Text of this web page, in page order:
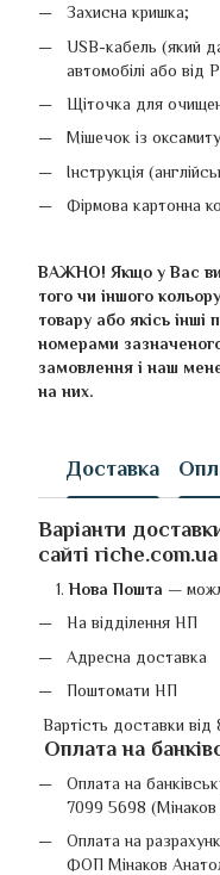
Захисна кришка;
USВ-кабель (який
автомобілі або від
Щіточка для
Мішечок із
Інструкція
Фірмова картонна
ВАЖНО! Якщо у Вас
того чи іншого
товару або якісь
номерами
замовлення і наш
на них.
Доставка
Варіанти
сайті riche.com.ua
Нова Пошта —
На відділення НП
Адресна доставка
Поштомати НП
Вартість доставки від
Оплата на
Оплата на
7099 5698 (Мінаков
Оплата на
ФОП Мінаков